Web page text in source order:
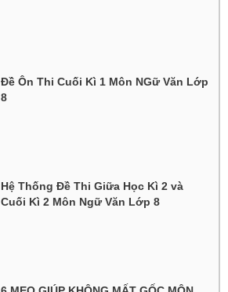
Đề Ôn Thi Cuối Kì 1 Môn NGữ Văn Lớp
8
Hệ Thống Đề Thi Giữa Học Kì 2 và
Cuối Kì 2 Môn Ngữ Văn Lớp 8